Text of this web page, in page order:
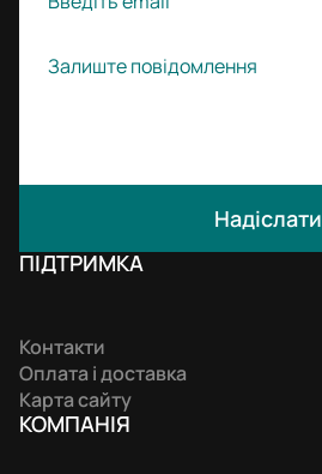
ПІДТРИМКА
Контакти
Оплата і доставка
Карта сайту
КОМПАНIЯ
Надіслати